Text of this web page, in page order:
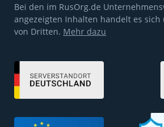
Bei den im RusOrg.de
angezeigten Inhalten handelt es
von Dritten. Mehr dazu